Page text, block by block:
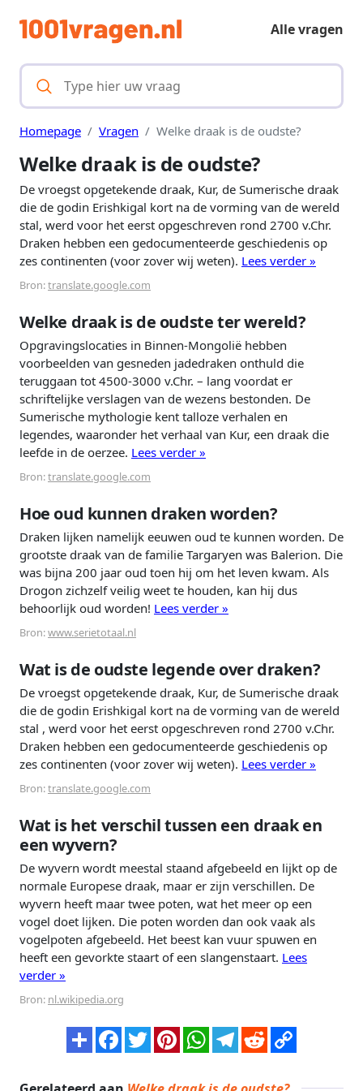
Alle vragen
Homepage Vragen Welke draak is de oudste?
Welke draak is de oudste?
De vroegst opgetekende draak, Kur, de Sumerische draak
die de godin Erishkigal kort na de vorming van de wereld
stal, werd voor het eerst opgeschreven rond 2700 v.Chr.
Draken hebben een gedocumenteerde geschiedenis op
zes continenten (voor zover wij weten). Lees verder »
Bron:translate.google.com
Welke draak is de oudste ter wereld?
Opgravingslocaties in Binnen-Mongolië hebben
voorbeelden van gesneden jadedraken onthuld die
teruggaan tot 4500-3000 v.Chr. – lang voordat er
schriftelijke verslagen van de wezens bestonden. De
Sumerische mythologie kent talloze verhalen en
legendes, waaronder het verhaal van Kur, een draak die
leefde in de oerzee. Lees verder »
Bron:translate.google.com
Hoe oud kunnen draken worden?
Draken lijken namelijk eeuwen oud te kunnen worden. De
grootste draak van de familie Targaryen was Balerion. Die
was bijna 200 jaar oud toen hij om het leven kwam. Als
Drogon zichzelf veilig weet te houden, kan hij dus
behoorlijk oud worden! Lees verder »
Bron:www.serietotaal.nl
Wat is de oudste legende over draken?
De vroegst opgetekende draak, Kur, de Sumerische draak
die de godin Erishkigal kort na de vorming van de wereld
stal , werd voor het eerst opgeschreven rond 2700 v.Chr.
Draken hebben een gedocumenteerde geschiedenis op
zes continenten (voor zover wij weten). Lees verder »
Bron:translate.google.com
Wat is het verschil tussen een draak en
een wyvern?
De wyvern wordt meestal staand afgebeeld en lijkt op de
normale Europese draak, maar er zijn verschillen. De
wyvern heeft maar twee poten, wat het meer op een
vogel doet lijken. Die poten worden dan ook vaak als
vogelpoten afgebeeld. Het beest kan vuur spuwen en
heeft een gevorkte staart of een slangenstaart. Lees
verder »
Bron: nl.wikipedia.org